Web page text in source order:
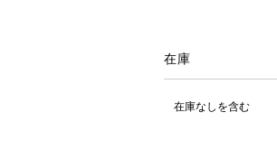
在庫
在庫なしを含む